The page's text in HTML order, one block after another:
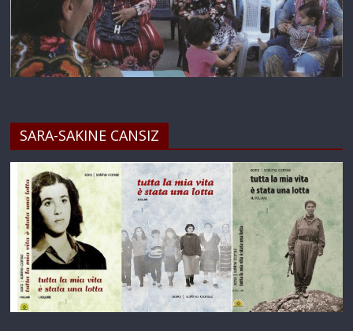
SARA-SAKINE CANSIZ